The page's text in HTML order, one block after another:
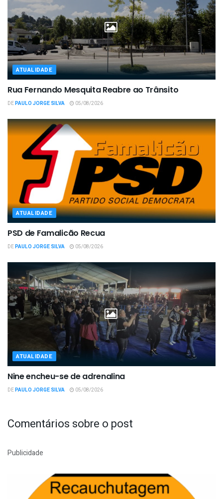
ATUALIDADE
Rua Fernando Mesquita Reabre ao Trânsito
DEPAULO JORGE SILVA 05/08/2026
ATUALIDADE
PSD de Famalicão Recua
DEPAULO JORGE SILVA 05/08/2026
ATUALIDADE
Nine encheu-se de adrenalina
DEPAULO JORGE SILVA 05/08/2026
Comentários sobre o post
Publicidade